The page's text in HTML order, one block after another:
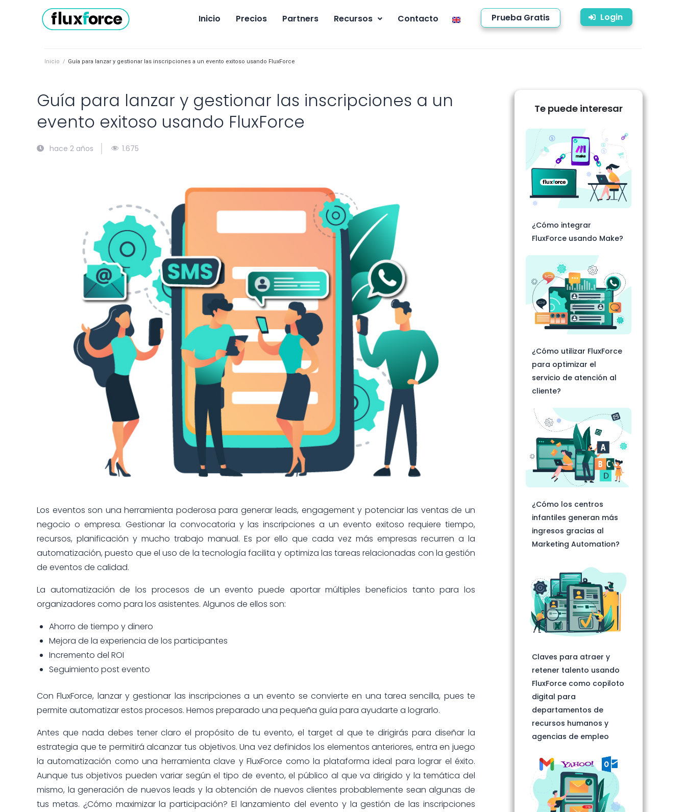
Inicio Precios Partners Recursos Contacto Prueba Gratis Login
Inicio / Guía para lanzar y gestionar las inscripciones a un evento exitoso usando FluxForce
Guía para lanzar y gestionar las inscripciones a un
evento exitoso usando FluxForce
hace 2 años 1.675
Los eventos son una herramienta poderosa para generar leads, engagement y potenciar las ventas de un
negocio o empresa. Gestionar la convocatoria y las inscripciones a un evento exitoso requiere tiempo,
recursos, planificación y mucho trabajo manual. Es por ello que cada vez más empresas recurren a la
automatización, puesto que el uso de la tecnología facilita y optimiza las tareas relacionadas con la gestión
de eventos de calidad.
La automatización de los procesos de un evento puede aportar múltiples beneficios tanto para los
organizadores como para los asistentes. Algunos de ellos son:
Ahorro de tiempo y dinero
Mejora de la experiencia de los participantes
Incremento del ROI
Seguimiento post evento
Con FluxForce, lanzar y gestionar las inscripciones a un evento se convierte en una tarea sencilla, pues te
permite automatizar estos procesos. Hemos preparado una pequeña guía para ayudarte a lograrlo.
Antes que nada debes tener claro el propósito de tu evento, el target al que te dirigirás para diseñar la
estrategia que te permitirá alcanzar tus objetivos. Una vez definidos los elementos anteriores, entra en juego
la automatización como una herramienta clave y FluxForce como la plataforma ideal para lograr el éxito.
Aunque tus objetivos pueden variar según el tipo de evento, el público al que va dirigido y la temática del
mismo, la generación de nuevos leads y la obtención de nuevos clientes probablemente sean algunas de
tus metas. ¿Cómo maximizar la participación? El lanzamiento del evento y la gestión de las inscripciones
Te puede interesar
¿Cómo integrar
FluxForce usando Make?
¿Cómo utilizar FluxForce
para optimizar el
servicio de atención al
cliente?
¿Cómo los centros
infantiles generan más
ingresos gracias al
Marketing Automation?
Claves para atraer y
retener talento usando
FluxForce como copiloto
digital para
departamentos de
recursos humanos y
agencias de empleo